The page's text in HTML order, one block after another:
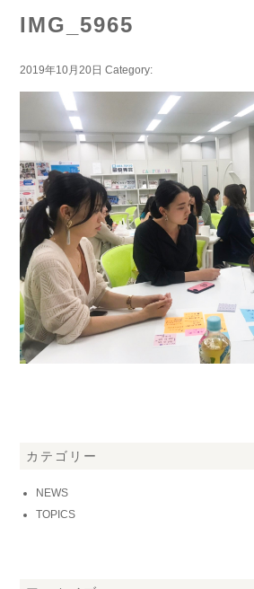
IMG_5965
2019年10月20日 Category:
カテゴリー
NEWS
TOPICS